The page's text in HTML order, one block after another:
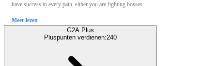
have success in every path, either you are fighting bosses ...
Meer lezen
G2A Plus
Pluspunten verdienen:240